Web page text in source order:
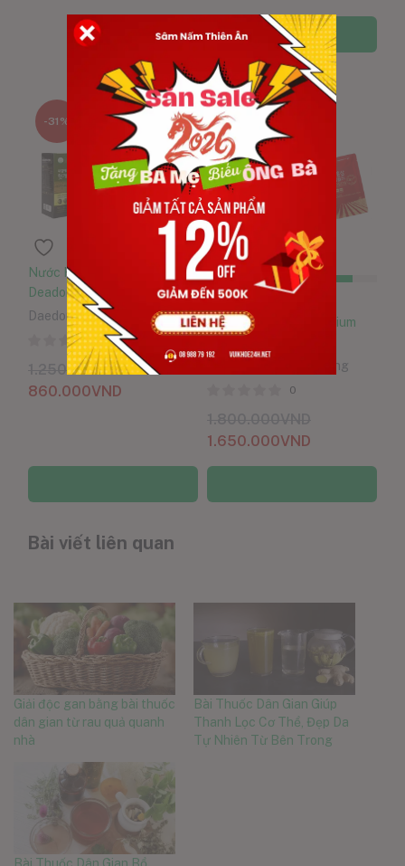
Thêm vào giỏ hàng
-31%
Nước Hồng Sâm Bổ Gan
Deadong Hộp 30 Gói
Daedong Korea Ginseng
0
1.250.000VND
860.000VND
-8%
Đã bán: /10000
Nước Hồng Sâm Premium
Daedong Korea Ginseng
0
1.650.000VND
Bài viết liên quan
Giải độc gan bằng bài thuốc
dân gian từ rau quả quanh
nhà
Bài Thuốc Dân Gian Giúp
Thanh Lọc Cơ Thể, Đẹp Da
Tự Nhiên Từ Bên Trong